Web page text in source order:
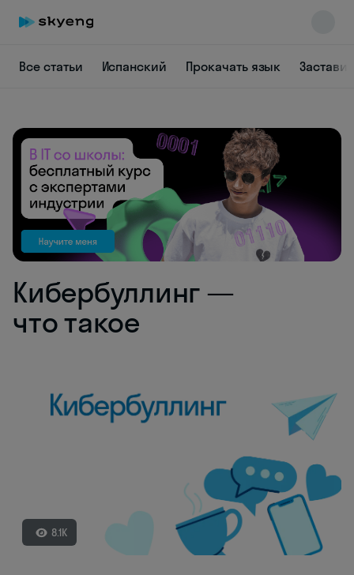
Все статьи Испанский Прокачать язык
Кибербуллинг —
что такое
8.1K
Skyeng Chat
online